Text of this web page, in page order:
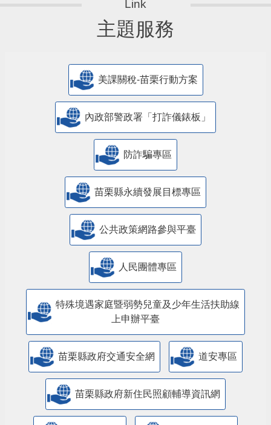
主題服務
美課關稅-苗栗行動方案
內政部警政署「打詐儀錶板」
防詐騙專區
苗栗縣永續發展目標專區
公共政策網路參與平臺
人民團體專區
特殊境遇家庭暨弱勢兒童及少年生活扶助線
上申辦平臺
苗栗縣政府交通安全網 道安專區
苗栗縣政府新住民照顧輔導資訊網